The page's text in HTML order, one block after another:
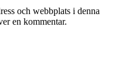
och webbplats i denna
en kommentar.